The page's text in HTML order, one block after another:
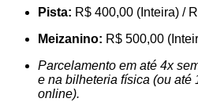
Pista: R$ 400,00 (Inteira) /
Meizanino: R$ 500,00
Parcelamento em até 4x
e na bilheteria física (ou até
online).